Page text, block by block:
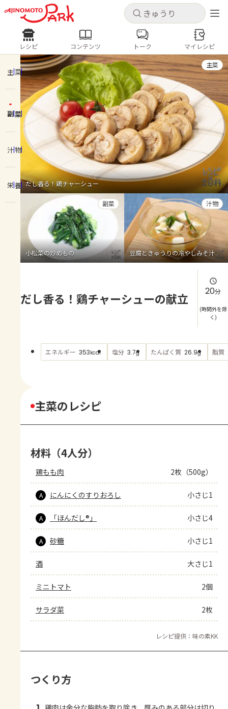
キャンセル
ログインするとレシピを保存できます
ログイン 新規登録
ホーム
コンテンツ
レシピ
トーク
よくあるお問い合わせ
お買い物
キャンセル
レシピ コンテンツ
人気の食材・レシピ
きゅうり なす トマト
とうもろこし
ピーマン
みょうが ゴーヤ
レシピ コンテンツ トーク マイレシピ
主菜
副菜
汁物
栄養 だし香る！鶏チャーシュー
主菜
小松菜の炒めもの
副菜
豆腐ときゅうりの冷やしみそ汁
汁物
だし香る！鶏チャーシューの献立 20分
(時間外を除
く)
エネルギー 353kcal 塩分 3.7g たんぱく質 26.9g 脂質
主菜のレシピ
材料（4人分）
鶏もも肉 2枚（500g）
A にんにくのすりおろし 小さじ1
A 「ほんだし®」 小さじ4
A 砂糖 小さじ1
酒 大さじ1
ミニトマト 2個
サラダ菜 2枚
レシピ提供：味の素KK
つくり方